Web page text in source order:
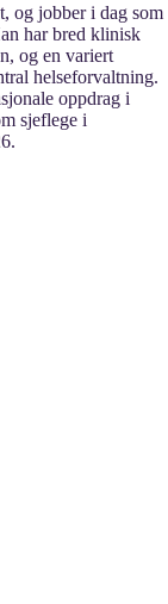
og jobber i dag som
har bred klinisk
og en variert
helseforvaltning.
oppdrag i
sjeflege i